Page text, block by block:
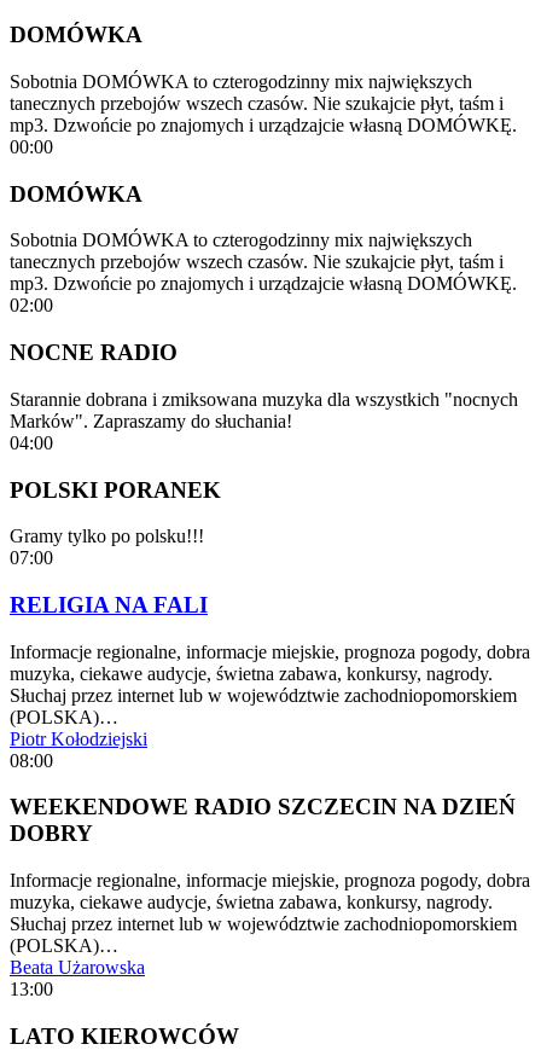
DOMÓWKA
Sobotnia DOMÓWKA to czterogodzinny mix największych
tanecznych przebojów wszech czasów. Nie szukajcie płyt, taśm i
mp3. Dzwońcie po znajomych i urządzajcie własną DOMÓWKĘ.
00:00
DOMÓWKA
Sobotnia DOMÓWKA to czterogodzinny mix największych
tanecznych przebojów wszech czasów. Nie szukajcie płyt, taśm i
mp3. Dzwońcie po znajomych i urządzajcie własną DOMÓWKĘ.
02:00
NOCNE RADIO
Starannie dobrana i zmiksowana muzyka dla wszystkich "nocnych
Marków". Zapraszamy do słuchania!
04:00
POLSKI PORANEK
Gramy tylko po polsku!!!
07:00
RELIGIA NA FALI
Informacje regionalne, informacje miejskie, prognoza pogody, dobra
muzyka, ciekawe audycje, świetna zabawa, konkursy, nagrody.
Słuchaj przez internet lub w województwie zachodniopomorskiem
(POLSKA)…
Piotr Kołodziejski
08:00
WEEKENDOWE RADIO SZCZECIN NA DZIEŃ
DOBRY
Informacje regionalne, informacje miejskie, prognoza pogody, dobra
muzyka, ciekawe audycje, świetna zabawa, konkursy, nagrody.
Słuchaj przez internet lub w województwie zachodniopomorskiem
(POLSKA)…
Beata Użarowska
13:00
LATO KIEROWCÓW